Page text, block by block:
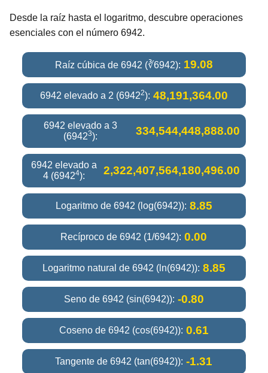
Desde la raíz hasta el logaritmo, descubre operaciones
esenciales con el número 6942.
Raíz cúbica de 6942 (∛6942): 19.08
6942 elevado a 2 (69422): 48,191,364.00
6942 elevado a 3
(69423): 334,544,448,888.00
6942 elevado a
4 (69424): 2,322,407,564,180,496.00
Logaritmo de 6942 (log(6942)): 8.85
Recíproco de 6942 (1/6942): 0.00
Logaritmo natural de 6942 (ln(6942)): 8.85
Seno de 6942 (sin(6942)): -0.80
Coseno de 6942 (cos(6942)): 0.61
Tangente de 6942 (tan(6942)): -1.31